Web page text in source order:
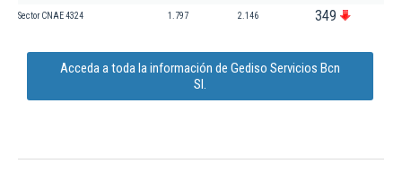
Sector CNAE 4324 1.797 2.146 349
Acceda a toda la información de Gediso Servicios Bcn
Sl.